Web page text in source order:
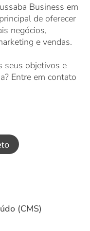
Business em
de oferecer
negócios,
e vendas.
seus objetivos e
Entre em contato
(CMS)